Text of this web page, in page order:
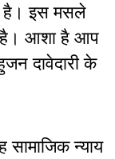
है। इस मसले
आशा है आप
दावेदारी के
सामाजिक न्याय